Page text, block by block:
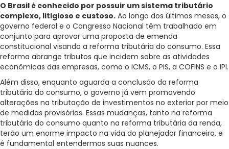
O Brasil é conhecido por possuir um sistema tributário
complexo, litigioso e custoso. Ao longo dos últimos meses, o
governo federal e o Congresso Nacional têm trabalhado em
conjunto para aprovar uma proposta de emenda
constitucional visando a reforma tributária do consumo. Essa
reforma abrange tributos que incidem sobre as atividades
econômicas das empresas, como o ICMS, o PIS, a COFINS e o IPI.
Além disso, enquanto aguarda a conclusão da reforma
tributária do consumo, o governo já vem promovendo
alterações na tributação de investimentos no exterior por meio
de medidas provisórias. Essas mudanças, tanto na reforma
tributária do consumo quanto na reforma tributária da renda,
terão um enorme impacto na vida do planejador financeiro, e
é fundamental entendermos suas nuances.